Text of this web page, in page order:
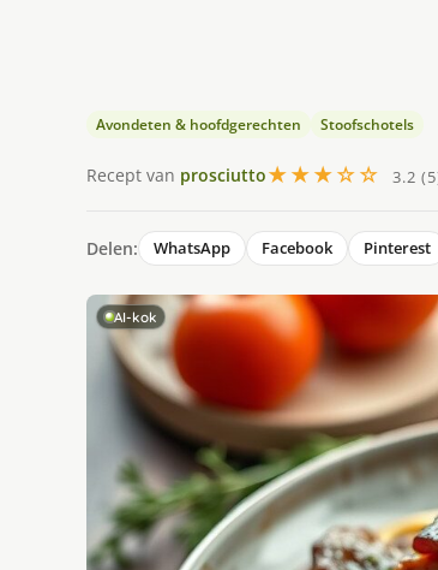
Avondeten & hoofdgerechten Stoofschotels
Recept van prosciutto★★★☆☆ 3.2
Delen: WhatsApp Facebook Pinterest
AI-kok